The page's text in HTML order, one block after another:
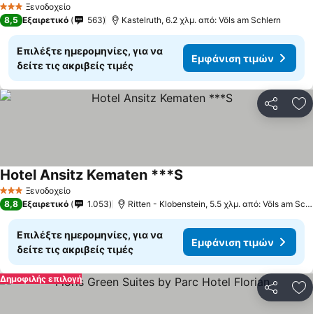
3 ΑστέριαΞενοδοχείο
8,5 Εξαιρετικό 563 Kastelruth, 6.2 χλμ. από: Völs am Schlern
Επιλέξτε ημερομηνίες, για να
δείτε τις ακριβείς τιμές
Εμφάνιση τιμών
3 ΑστέριαΞενοδοχείο
Hotel Ansitz Kematen ***S
8,8 Εξαιρετικό 1.053 Ritten - Klobenstein, 5.5 χλμ. από: Völs am Schlern
Επιλέξτε ημερομηνίες, για να
δείτε τις ακριβείς τιμές
Εμφάνιση τιμών
Δημοφιλής επιλογή